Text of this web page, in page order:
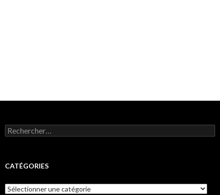
Rechercher :
CATÉGORIES
Catégories